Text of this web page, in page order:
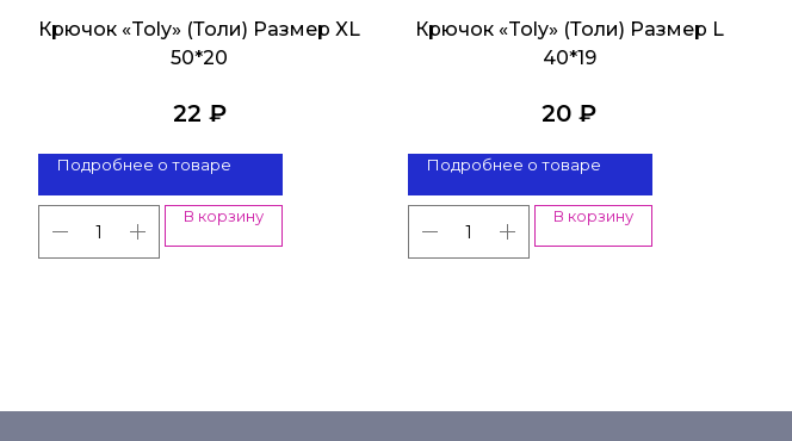
Крючок «Toly» (Толи) Размер XL
50*20
22 ₽
Подробнее о товаре
В корзину
Крючок «Toly» (Толи) Размер L
40*19
20 ₽
Подробнее о товаре
В корзину